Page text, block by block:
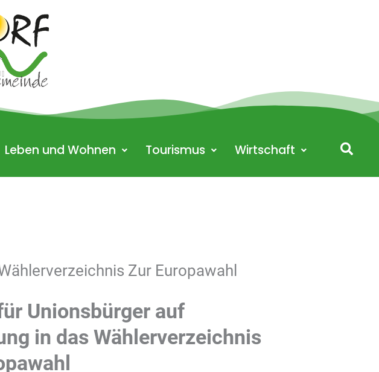
Leben und Wohnen Tourismus Wirtschaft
Zur Europawahl
Unionsbürger auf
in das Wählerverzeichnis